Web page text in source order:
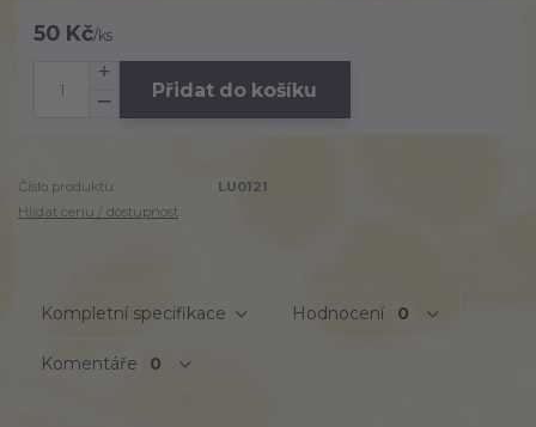
50 Kč/ks
Přidat do košíku
Číslo produktu:
LU0121
Hlídat cenu / dostupnost
Kompletní specifikace Hodnocení 0
Komentáře 0